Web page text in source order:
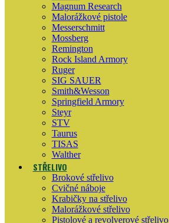
Magnum Research
Malorážkové pistole
Messerschmitt
Mossberg
Remington
Rock Island Armory
Ruger
SIG SAUER
Smith&Wesson
Springfield Armory
Steyr
STV
Taurus
TISAS
Walther
STŘELIVO
Brokové střelivo
Cvičné náboje
Krabičky na střelivo
Malorážkové střelivo
Pistolové a revolverové střelivo